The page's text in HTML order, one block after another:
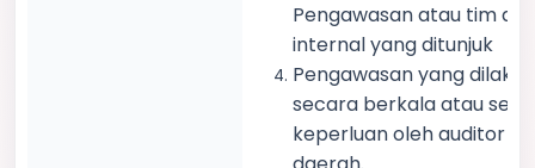
Pengawasan atau tim
internal yang ditunjuk
Pengawasan yang
secara berkala atau
keperluan oleh auditor